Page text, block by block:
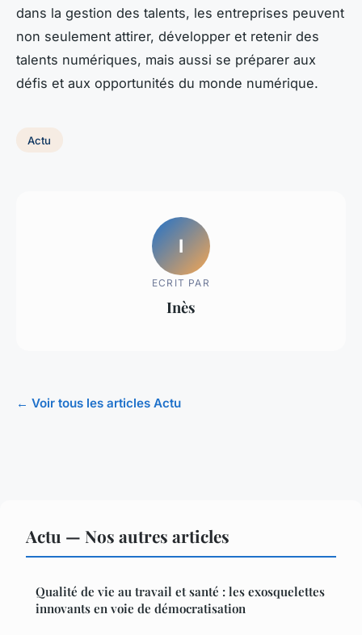
dans la gestion des talents, les entreprises peuvent
non seulement attirer, développer et retenir des
talents numériques, mais aussi se préparer aux
défis et aux opportunités du monde numérique.
Actu
I
ECRIT PAR
Inès
← Voir tous les articles Actu
Actu — Nos autres articles
Qualité de vie au travail et santé : les exosquelettes
innovants en voie de démocratisation